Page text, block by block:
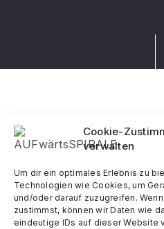
Cookie-
verwalten
Um dir ein optimales Erlebnis zu
Technologien wie Cookies, um
und/oder darauf zuzugreifen.
zustimmst, können wir Daten wie
eindeutige IDs auf dieser Website